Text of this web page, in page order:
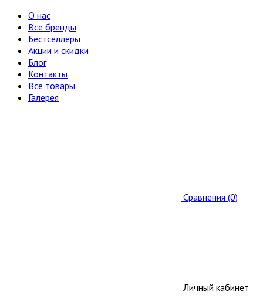
О нас
Все бренды
Бестселлеры
Акции и скидки
Блог
Контакты
Все товары
Галерея
Сравнения (0)
Личный кабинет